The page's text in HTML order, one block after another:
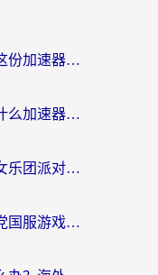
在欧洲打街头篮球总卡顿？这份加速器选择指南帮你解决延迟难题
反恐精英：全球攻势海外用什么加速器登录？海外党国服游戏畅玩指南
乌克兰怎么玩梦想协奏曲少女乐团派对？海外党国服游戏加速全攻略（附欧洲重生细胞荒野行动不卡技巧）
玩末剑哪个加速器好？海外党国服游戏畅玩终极指南（附3款热门游戏实测）